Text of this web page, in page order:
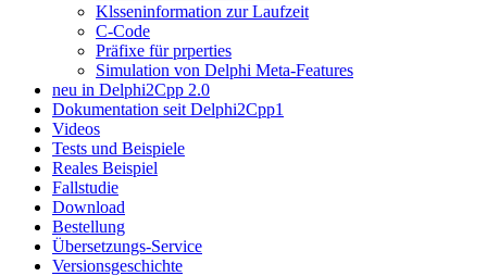
Klsseninformation zur Laufzeit
C-Code
Präfixe für prperties
Simulation von Delphi Meta-Features
neu in Delphi2Cpp 2.0
Dokumentation seit Delphi2Cpp1
Videos
Tests und Beispiele
Reales Beispiel
Fallstudie
Download
Bestellung
Übersetzungs-Service
Versionsgeschichte